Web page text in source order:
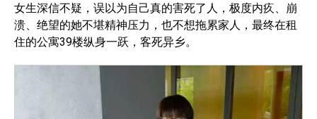
女生深信不疑，误以为自己真的害死了人，极度内疚、崩
溃、绝望的她不堪精神压力，也不想拖累家人，最终在租
住的公寓39楼纵身一跃，客死异乡。